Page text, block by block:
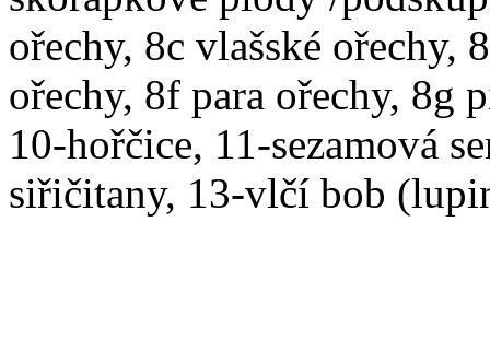
ořechy, 8c vlašské ořechy,
ořechy, 8f para ořechy, 8g
10-hořčice, 11-sezamová
siřičitany, 13-vlčí bob